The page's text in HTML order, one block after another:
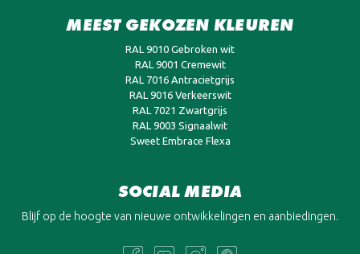
MEEST GEKOZEN KLEUREN
RAL 9010 Gebroken wit
RAL 9001 Cremewit
RAL 7016 Antracietgrijs
RAL 9016 Verkeerswit
RAL 7021 Zwartgrijs
RAL 9003 Signaalwit
Sweet Embrace Flexa
SOCIAL MEDIA
Blijf op de hoogte van nieuwe ontwikkelingen en aanbiedingen.